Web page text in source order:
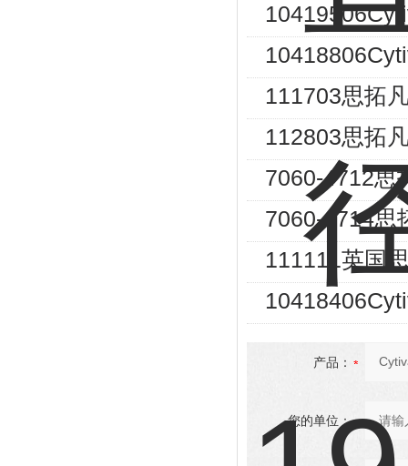
111703思拓
112803思拓
7060-4712思
7060-4714思
111111英国
产品：
您的单位：